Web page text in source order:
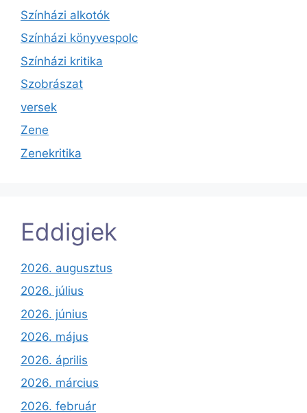
Színházi alkotók
Színházi könyvespolc
Színházi kritika
Szobrászat
versek
Zene
Zenekritika
Eddigiek
2026. augusztus
2026. július
2026. június
2026. május
2026. április
2026. március
2026. február